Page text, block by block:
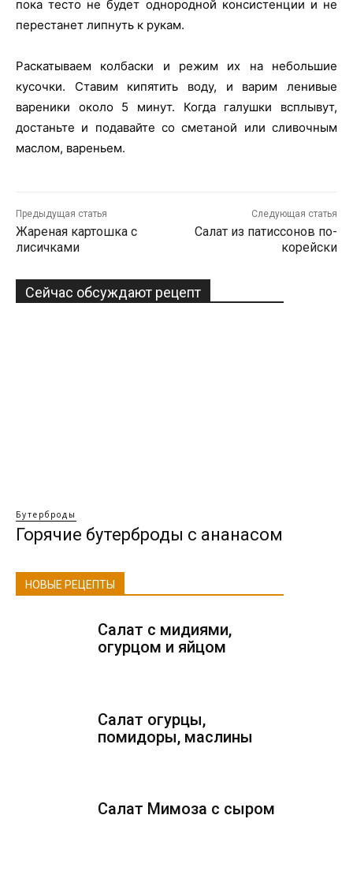
пока тесто не будет однородной консистенции и не
перестанет липнуть к рукам.
Раскатываем колбаски и режим их на небольшие
кусочки. Ставим кипятить воду, и варим ленивые
вареники около 5 минут. Когда галушки всплывут,
достаньте и подавайте со сметаной или сливочным
маслом, вареньем.
Предыдущая статья
Жареная картошка с
лисичками
Следующая статья
Салат из патиссонов по-
корейски
Сейчас обсуждают рецепт
Бутерброды
Горячие бутерброды с ананасом
НОВЫЕ РЕЦЕПТЫ
Салат с мидиями,
огурцом и яйцом
Салат огурцы,
помидоры, маслины
Салат Мимоза с сыром